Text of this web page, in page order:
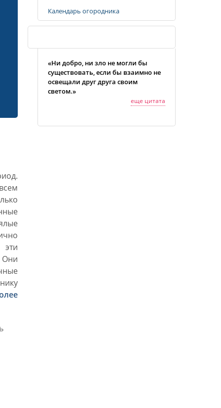
эти
Календарь огородника
«Ни добро, ни зло не могли бы
существовать, если бы взаимно не
освещали друг друга своим
светом.»
еще цитата